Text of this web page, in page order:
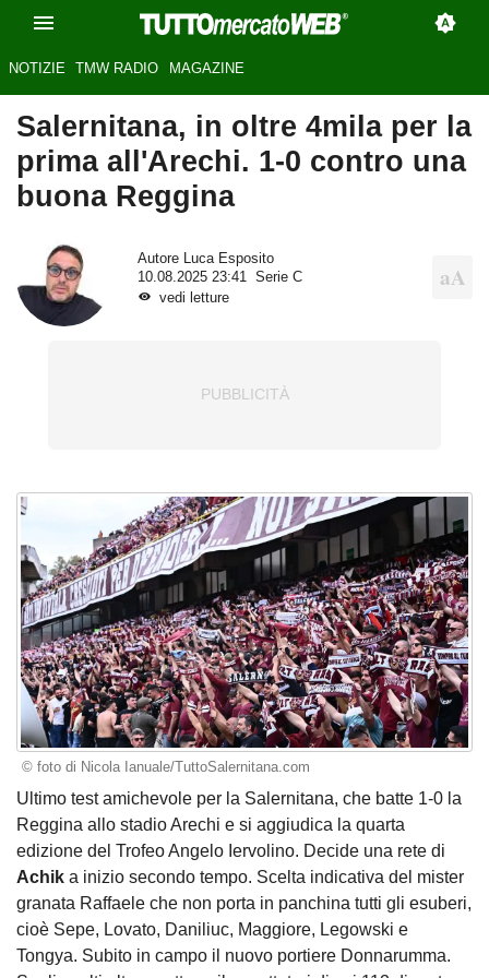
NOTIZIE TMW RADIO MAGAZINE
Salernitana, in oltre 4mila per la
prima all'Arechi. 1-0 contro una
buona Reggina
Autore Luca Esposito
10.08.2025 23:41
Serie C
vedi letture
© foto di Nicola Ianuale/TuttoSalernitana.com
Ultimo test amichevole per la Salernitana, che batte 1-0 la
Reggina allo stadio Arechi e si aggiudica la quarta
edizione del Trofeo Angelo Iervolino. Decide una rete di
Achik a inizio secondo tempo. Scelta indicativa del mister
granata Raffaele che non porta in panchina tutti gli esuberi,
cioè Sepe, Lovato, Daniliuc, Maggiore, Legowski e
Tongya. Subito in campo il nuovo portiere Donnarumma.